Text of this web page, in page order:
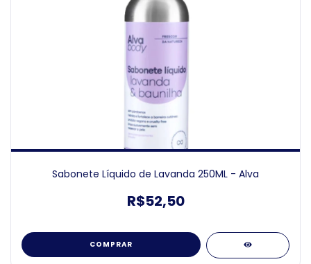
Sabonete Líquido de Lavanda 250ML - Alva
R$52,50
COMPRAR